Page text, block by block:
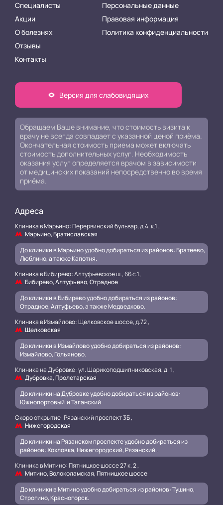
Специалисты
Акции
О болезнях
Отзывы
Контакты
Персональные данные
Правовая информация
Политика конфиденциальности
Версия для слабовидящих
Обращаем Ваше внимание, что стоимость визита к
врачу не всегда совпадает с указанной ценой приёма.
Окончательная стоимость приема может включать
стоимость дополнительных услуг. Необходимость
оказания услуг определяется врачом в зависимости
от медицинских показаний непосредственно во время
приёма.
Адреса
Клиника в Марьино: Перервинский бульвар, д.4. к.1 ,
Марьино, Братиславская
До клиники в Марьино удобно добираться из районов: Братеево,
Люблино, а также Капотня.
Клиника в Бибирево: Алтуфьевское ш., 66 с.1,
Бибирево, Алтуфьево, Отрадное
До клиники в Бибирево удобно добираться из районов:
Отрадное, Алтуфьево, а также Медведково.
Клиника в Измайлово: Щелковское шоссе, д.72 ,
Щелковская
До клиники в Измайлово удобно добираться из районов:
Измайлово, Гольяново.
Клиника на Дубровке: ул. Шарикоподшипниковская, д. 1 ,
Дубровка, Пролетарская
До клиники на Дубровке удобно добираться из районов:
Южнопортовый и Таганский.
Скоро открытие: Рязанский проспект 3Б ,
Нижегородская
До клиники на Рязанском проспекте удобно добираться из
районов: Хохловка, Нижегородский, Рязанский..
Клиника в Митино: Пятницкое шоссе 27 к. 2 ,
Митино, Волоколамская, Пятницкое шоссе
До клиники в Митино удобно добираться из районов: Тушино,
Строгино, Красногорск.